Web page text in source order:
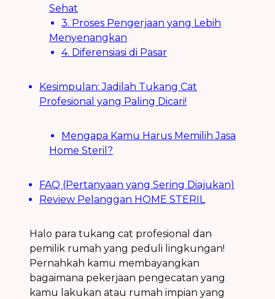
Sehat
3. Proses Pengerjaan yang Lebih
Menyenangkan
4. Diferensiasi di Pasar
Kesimpulan: Jadilah Tukang Cat
Profesional yang Paling Dicari!
Mengapa Kamu Harus Memilih Jasa
Home Steril?
FAQ (Pertanyaan yang Sering Diajukan)
Review Pelanggan HOME STERIL
Halo para tukang cat profesional dan
pemilik rumah yang peduli lingkungan!
Pernahkah kamu membayangkan
bagaimana pekerjaan pengecatan yang
kamu lakukan atau rumah impian yang